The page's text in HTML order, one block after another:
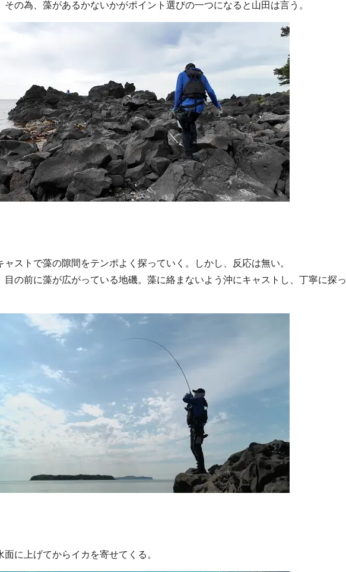
の為、藻があるかないかがポイント選びの一つになると山田は言う。
ストで藻の隙間をテンポよく探っていく。しかし、反応は無い。
目の前に藻が広がっている地磯。藻に絡まないよう沖にキャストし、丁寧に探っ
に上げてからイカを寄せてくる。